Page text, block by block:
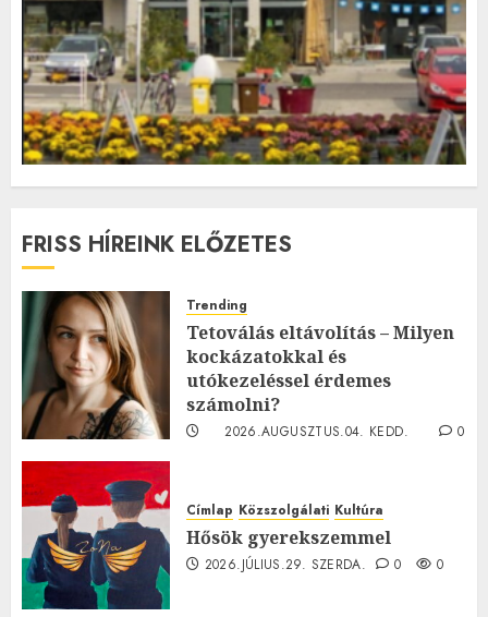
FRISS HÍREINK ELŐZETES
Trending
Tetoválás eltávolítás – Milyen
kockázatokkal és
utókezeléssel érdemes
számolni?
2026.AUGUSZTUS.04. KEDD.
0
Címlap Közszolgálati Kultúra
Hősök gyerekszemmel
2026.JÚLIUS.29. SZERDA. 0 0